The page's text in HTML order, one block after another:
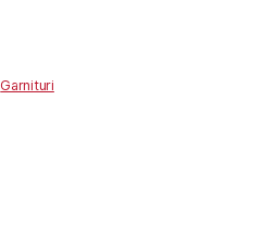
Garnituri